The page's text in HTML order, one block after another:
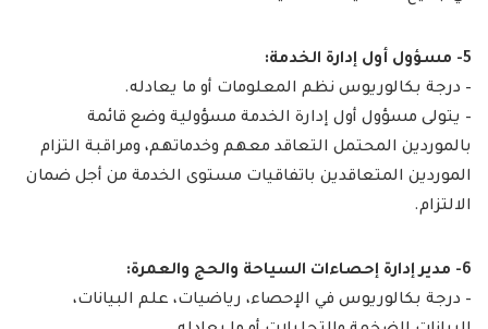
5- مسؤول أول إدارة الخدمة:
– درجة بكالوريوس نظم المعلومات أو ما يعادله.
– يتولى مسؤول أول إدارة الخدمة مسؤولية وضع قائمة
بالموردين المحتمل التعاقد معهم وخدماتهم، ومراقبة التزام
الموردين المتعاقدين باتفاقيات مستوى الخدمة من أجل ضمان
الالتزام.
6- مدير إدارة إحصاءات السياحة والحج والعمرة:
– درجة بكالوريوس في الإحصاء، رياضيات، علم البيانات،